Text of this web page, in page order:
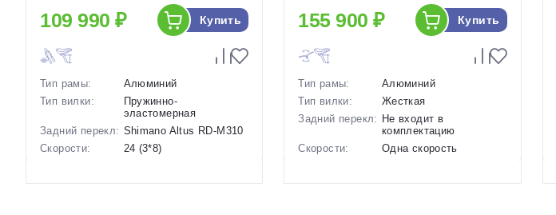
109 990 ₽ Купить
Тип рамы:
Алюминий
Тип вилки:
Пружинно-
эластомерная
Задний перекл: Shimano Altus RD-M310
Скорости:
24 (3*8)
155 900 ₽ Купить
Тип рамы:
Алюминий
Тип вилки:
Жесткая
Задний перекл: Не входит в
комплектацию
Скорости:
Одна скорость